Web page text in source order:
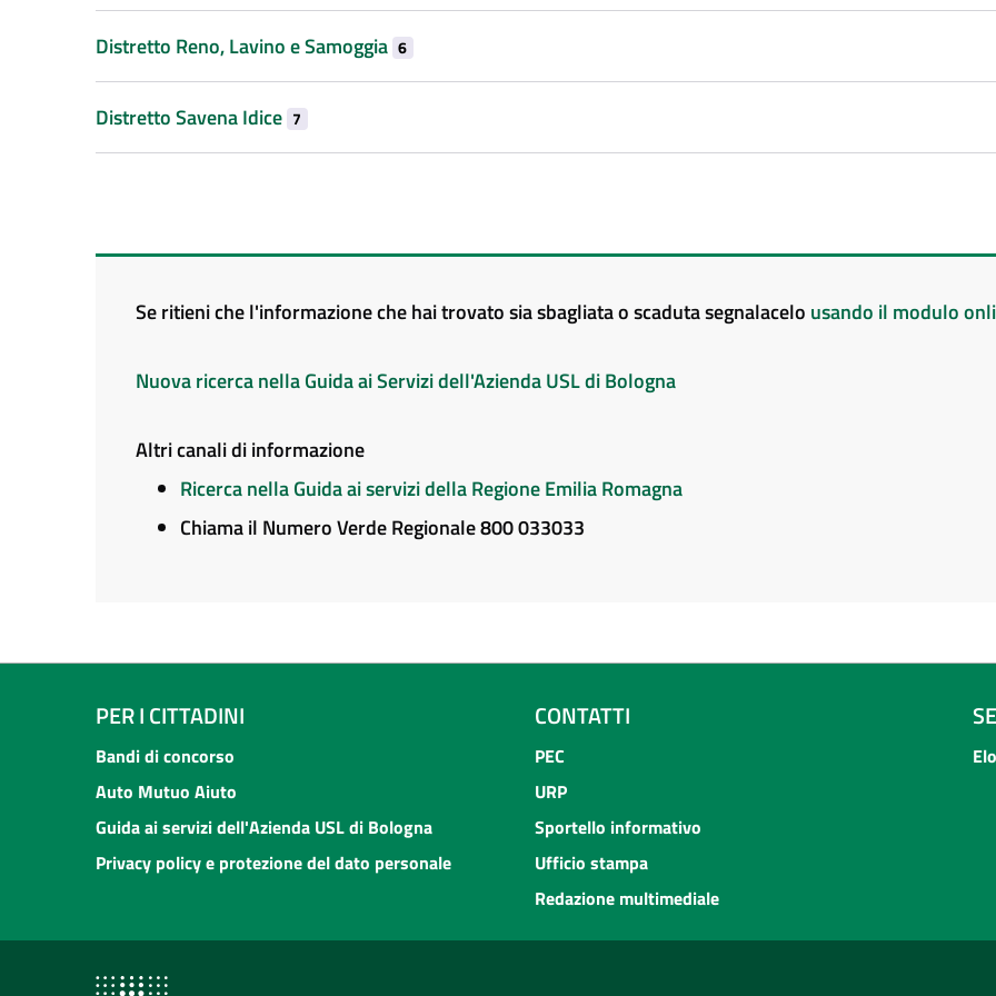
Distretto Reno, Lavino e Samoggia 6
Distretto Savena Idice 7
Se ritieni che l'informazione che hai trovato sia sbagliata o scaduta segnalacelo usando il modulo
Nuova ricerca nella Guida ai Servizi dell'Azienda USL di Bologna
Altri canali di informazione
Ricerca nella Guida ai servizi della Regione Emilia Romagna
Chiama il Numero Verde Regionale 800 033033
PER I CITTADINI
Bandi di concorso
Auto Mutuo Aiuto
Guida ai servizi dell'Azienda USL di Bologna
Privacy policy e protezione del dato personale
CONTATTI
PEC
URP
Sportello informativo
Ufficio stampa
Redazione multimediale